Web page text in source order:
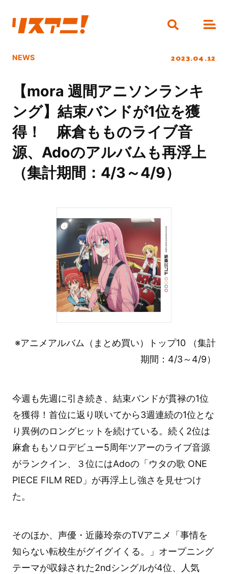
NEWS 2023.04.12
【mora 週間アニソンランキ
ング】結束バンドが1位を獲
得！ 麻倉もものライブ音
源、Adoのアルバムも再浮上
（集計期間：4/3～4/9）
※アニメアルバム（まとめ買い）トップ10 （集計
期間：4/3～4/9）
今週も先週に引き続き、結束バンドが貫禄の1位
を獲得！首位に返り咲いてから3週連続の1位とな
り異例のロングヒットを続けている。続く2位は
麻倉ももソロデビュー5周年ツアーのライブ音源
がランクイン、３位にはAdoの「ウタの歌 ONE
PIECE FILM RED」が再浮上し強さを見せつけ
た。
そのほか、声優・近藤玲奈のTVアニメ「事情を
知らない転校生がグイグイくる。」オープニング
テーマが収録された2ndシングルが4位、人気